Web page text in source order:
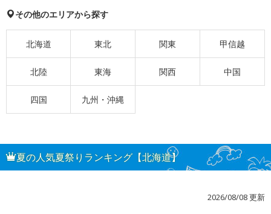
その他のエリアから探す
北海道 東北 関東 甲信越
北陸 東海 関西 中国
四国 九州・沖縄
夏の人気夏祭りランキング【北海道】
2026/08/08 更新